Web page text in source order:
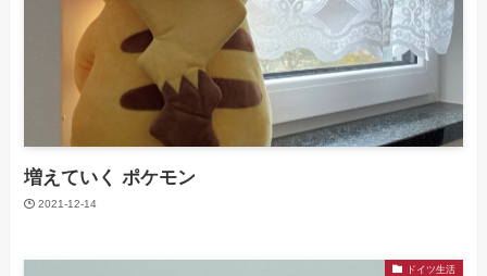
増えていく ポケモン
2021-12-14
ドイツ生活